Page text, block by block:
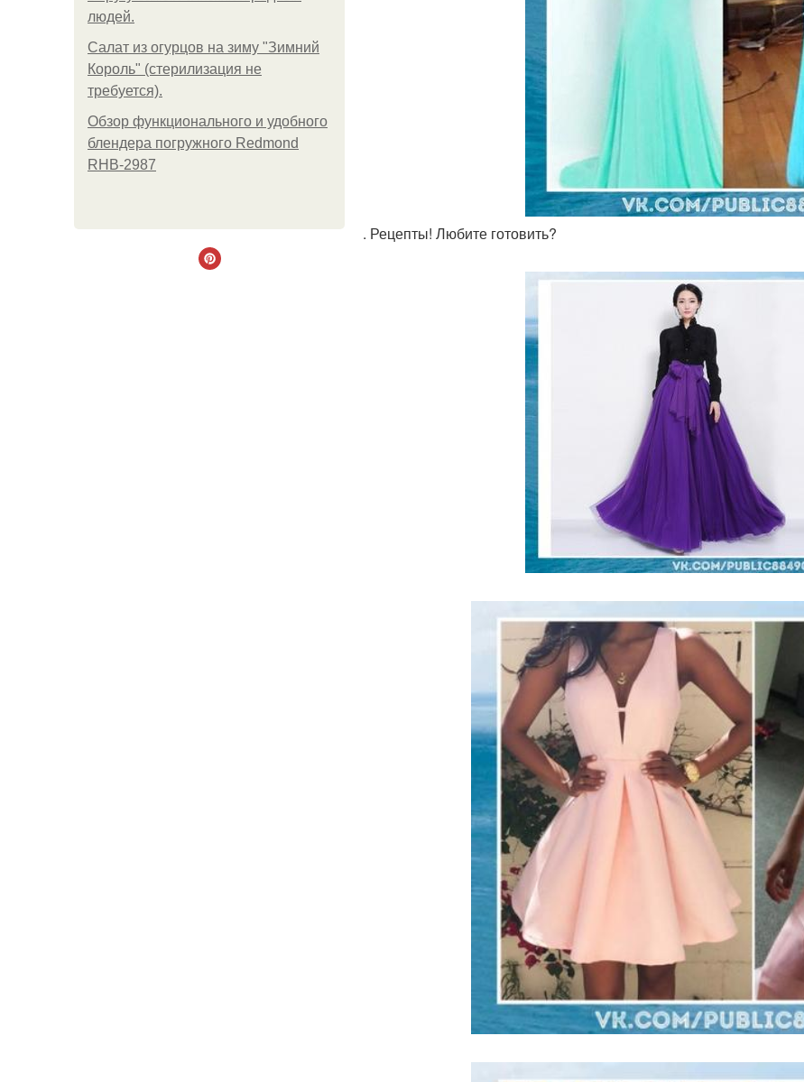
людей.
Салат из огурцов на зиму "Зимний
Король" (стерилизация не
требуется).
Обзор функционального и удобного
блендера погружного Redmond
RHB-2987
. Рецепты! Любите готовить?